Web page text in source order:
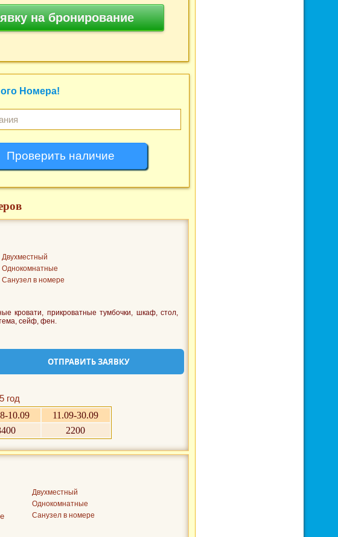
на бронирование
Номера!
Двухместный
Однокомнатные
Санузел в номере
кровати, прикроватные тумбочки, шкаф, стол,
сейф, фен.
ОТПРАВИТЬ ЗАЯВКУ
год
10.09
11.09-30.09
2200
Двухместный
Однокомнатные
Санузел в номере